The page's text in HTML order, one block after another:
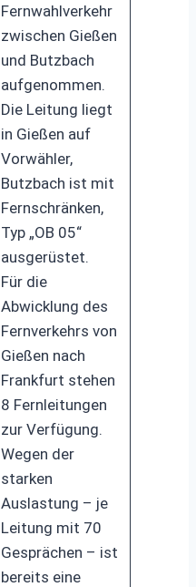
Fernwahlverkehr
zwischen Gießen
und Butzbach
aufgenommen.
Die Leitung liegt
in Gießen auf
Vorwähler,
Butzbach ist mit
Fernschränken,
Typ „OB 05“
ausgerüstet.
Für die
Abwicklung des
Fernverkehrs von
Gießen nach
Frankfurt stehen
8 Fernleitungen
zur Verfügung.
Wegen der
starken
Auslastung – je
Leitung mit 70
Gesprächen – ist
bereits eine